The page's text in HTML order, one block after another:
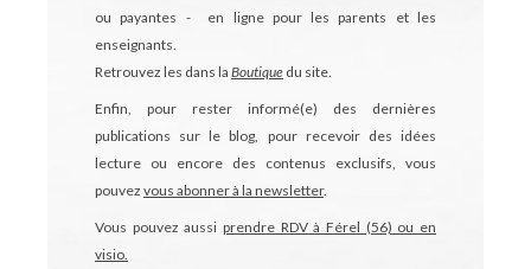
ou payantes - en ligne pour les parents et les
enseignants.
Retrouvez les dans la Boutique du site.
Enfin, pour rester informé(e) des dernières
publications sur le blog, pour recevoir des idées
lecture ou encore des contenus exclusifs, vous
pouvez vous abonner à la newsletter.
Vous pouvez aussi prendre RDV à Férel (56) ou en
visio.